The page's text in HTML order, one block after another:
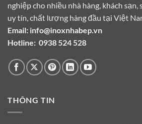
nghiệp cho nhiều nhà hàng, khách
uy tín, chất lượng hàng đầu tại Việt
Email: info@inoxnhabep.vn
Hotline: 0938 524 528
THÔNG TIN